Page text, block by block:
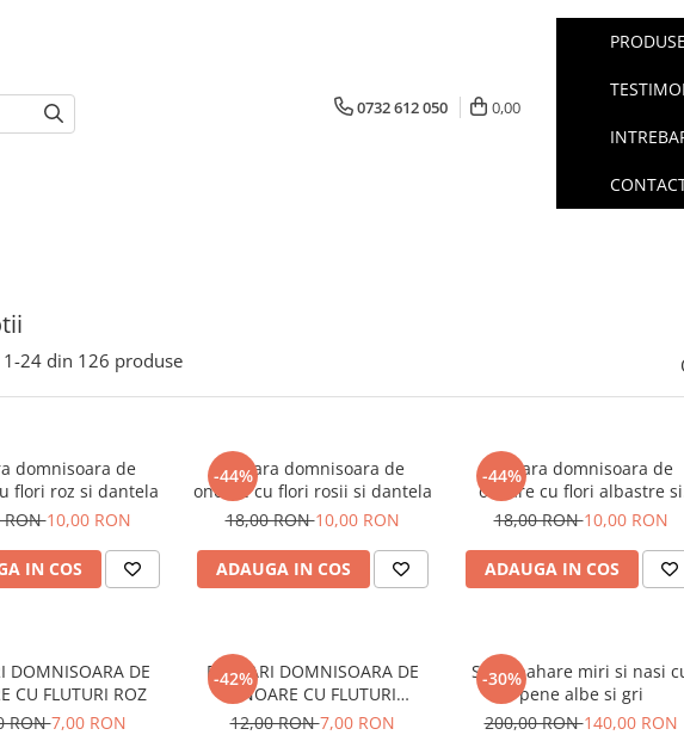
0732 612 050 0,00
PRODUSE
1-24 din 126 produse
domnisoara de
flori roz si dantela
RON10,00 RON
IN COS
-44%
Bratara domnisoara de
onoare cu flori rosii si dantela
18,00 RON10,00 RON
ADAUGA IN COS
-44%
Bratara domnisoara de
onoare cu flori albastre si
dantela
18,00 RON10,00 RON
ADAUGA IN COS
DOMNISOARA DE
CU FLUTURI ROZ
RON7,00 RON
-42%
BRATARI DOMNISOARA DE
ONOARE CU FLUTURI
ALBASTRI
12,00 RON7,00 RON
-30%
Set 4 pahare miri si nasi
pene albe si gri
200,00 RON140,00 RON